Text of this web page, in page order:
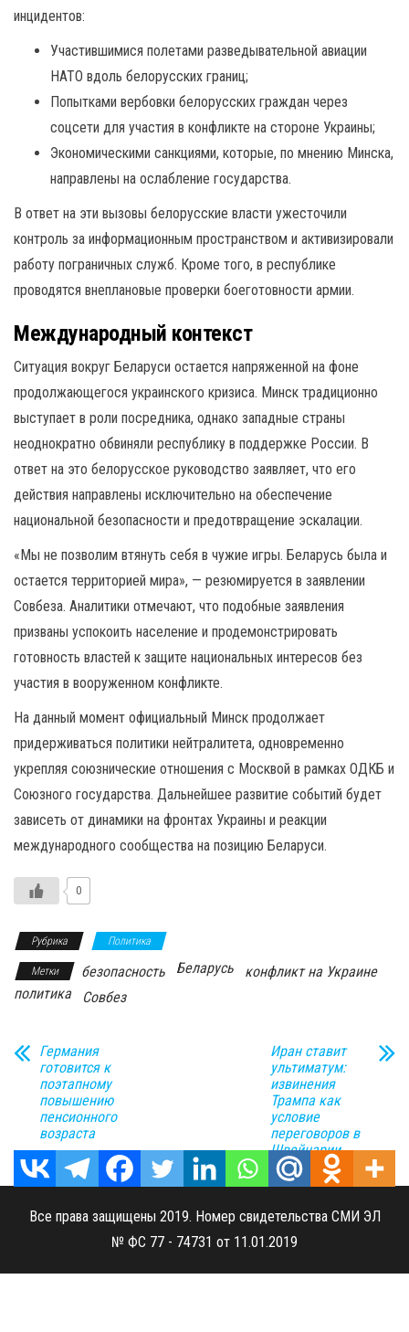
инцидентов:
Участившимися полетами разведывательной авиации
НАТО вдоль белорусских границ;
Попытками вербовки белорусских граждан через
соцсети для участия в конфликте на стороне Украины;
Экономическими санкциями, которые, по мнению Минска,
направлены на ослабление государства.
В ответ на эти вызовы белорусские власти ужесточили
контроль за информационным пространством и активизировали
работу пограничных служб. Кроме того, в республике
проводятся внеплановые проверки боеготовности армии.
Международный контекст
Ситуация вокруг Беларуси остается напряженной на фоне
продолжающегося украинского кризиса. Минск традиционно
выступает в роли посредника, однако западные страны
неоднократно обвиняли республику в поддержке России. В
ответ на это белорусское руководство заявляет, что его
действия направлены исключительно на обеспечение
национальной безопасности и предотвращение эскалации.
«Мы не позволим втянуть себя в чужие игры. Беларусь была и
остается территорией мира», — резюмируется в заявлении
Совбеза. Аналитики отмечают, что подобные заявления
призваны успокоить население и продемонстрировать
готовность властей к защите национальных интересов без
участия в вооруженном конфликте.
На данный момент официальный Минск продолжает
придерживаться политики нейтралитета, одновременно
укрепляя союзнические отношения с Москвой в рамках ОДКБ и
Союзного государства. Дальнейшее развитие событий будет
зависеть от динамики на фронтах Украины и реакции
международного сообщества на позицию Беларуси.
0
Рубрика Политика
Метки безопасность Беларусь
конфликт на Украине
политика
Совбез
Германия
готовится к
поэтапному
повышению
пенсионного
возраста
Иран ставит
ультиматум:
извинения
Трампа как
условие
переговоров в
Швейцарии
Все права защищены 2019. Номер свидетельства СМИ ЭЛ
№ ФС 77 - 74731 от 11.01.2019